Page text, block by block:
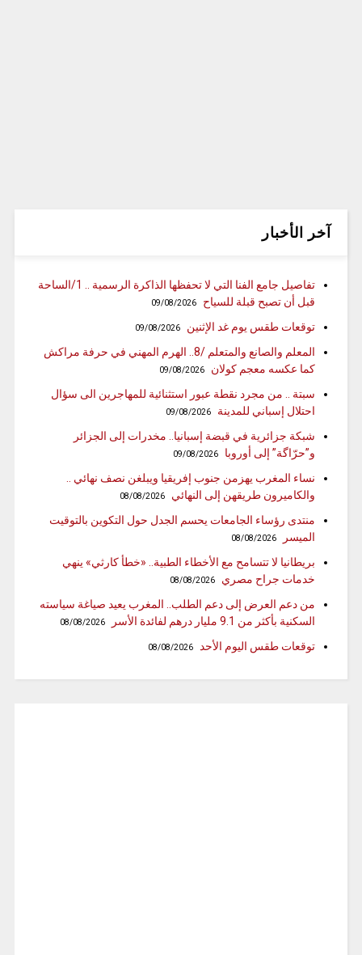
آخر الأخبار
تفاصيل جامع الفنا التي لا تحفظها الذاكرة الرسمية .. 1/الساحة
قبل أن تصبح قبلة للسياح
09/08/2026
توقعات طقس يوم غد الإثنين 09/08/2026
المعلم والصانع والمتعلم /8.. الهرم المهني في حرفة مراكش
كما عكسه معجم كولان
09/08/2026
سبتة .. من مجرد نقطة عبور استثنائية للمهاجرين الى سؤال
احتلال إسباني للمدينة
09/08/2026
شبكة جزائرية في قبضة إسبانيا.. مخدرات إلى الجزائر
و”حرّاگة” إلى أوروبا
09/08/2026
نساء المغرب يهزمن جنوب إفريقيا ويبلغن نصف نهائي ..
والكاميرون طريقهن إلى النهائي
08/08/2026
منتدى رؤساء الجامعات يحسم الجدل حول التكوين بالتوقيت
الميسر
08/08/2026
بريطانيا لا تتسامح مع الأخطاء الطبية.. «خطأ كارثي» ينهي
خدمات جراح مصري
08/08/2026
من دعم العرض إلى دعم الطلب.. المغرب يعيد صياغة سياسته
السكنية بأكثر من 9.1 مليار درهم لفائدة الأسر
08/08/2026
توقعات طقس اليوم الأحد 08/08/2026